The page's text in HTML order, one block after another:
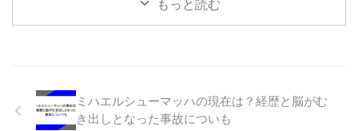
でやるという説明が一 …
か？もし見つけていない人は、こ
身地や出身校の情報などを紹介し
ているのでぜひ参考にしてくださ
い。また、これまでの経歴や年収
もっと読む
ミハエルシューマッハの現在は？経歴と脳がむ
き出しとなった事故についも